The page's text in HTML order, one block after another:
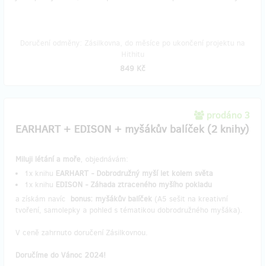
849 Kč
prodáno 3
EARHART + EDISON + myšákův balíček (2 knihy)
Miluji létání a moře, objednávám:
1x knihu EARHART - Dobrodružný myší let kolem světa
1x knihu EDISON - Záhada ztraceného myšího pokladu
a získám navíc bonus: myšákův balíček (A5 sešit na kreativní
tvoření, samolepky a pohled s tématikou dobrodružného myšáka).
V ceně zahrnuto doručení Zásilkovnou.
Doručíme do Vánoc 2024!